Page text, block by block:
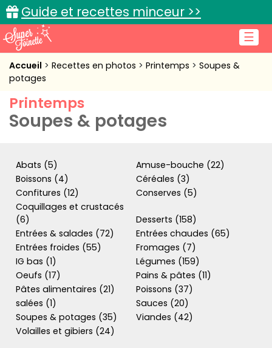
☰
Guide et recettes minceur >>
Accueil
Cuisine pratique
Connexion
Accueil Recettes en photos Printemps
Soupes &
potages
Printemps
Soupes & potages
Abats (5)
Amuse-bouche (22)
Boissons (4)
Céréales (3)
Confitures (12)
Conserves (5)
Coquillages et crustacés
(6)
Desserts (158)
Entrées & salades (72)
Entrées chaudes (65)
Entrées froides (55)
Fromages (7)
IG bas (1)
Légumes (159)
Oeufs (17)
Pains & pâtes (11)
Pâtes alimentaires (21)
Poissons (37)
salées (1)
Sauces (20)
Soupes & potages (35)
Viandes (42)
Volailles et gibiers (24)